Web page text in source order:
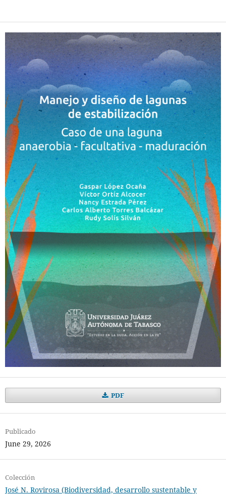
PDF
Publicado
June 29, 2026
Colección
José N. Rovirosa (Biodiversidad, desarrollo sustentable y